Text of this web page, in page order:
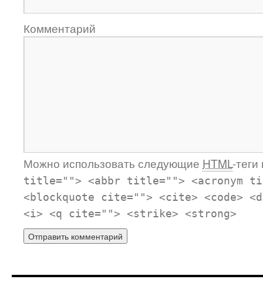
Комментарий
Можно использовать следующие HTML-
title=""> <abbr title=""> <acronym
<blockquote cite=""> <cite> <code>
<i> <q cite=""> <strike> <strong>